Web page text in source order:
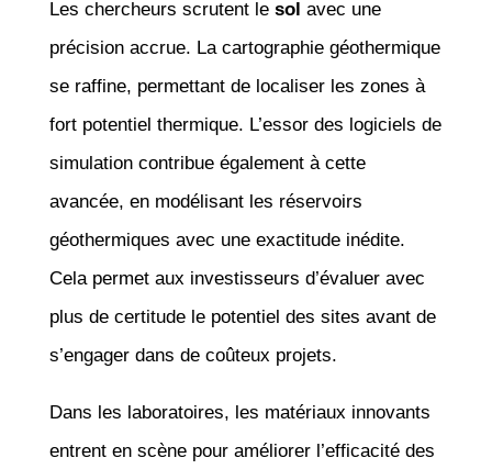
Les chercheurs scrutent le sol avec une
précision accrue. La cartographie géothermique
se raffine, permettant de localiser les zones à
fort potentiel thermique. L’essor des logiciels de
simulation contribue également à cette
avancée, en modélisant les réservoirs
géothermiques avec une exactitude inédite.
Cela permet aux investisseurs d’évaluer avec
plus de certitude le potentiel des sites avant de
s’engager dans de coûteux projets.
Dans les laboratoires, les matériaux innovants
entrent en scène pour améliorer l’efficacité des